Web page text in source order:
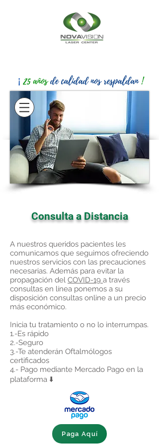
(56) 3184-2316
(55) 5343-6060
Consulta a Distancia
A nuestros queridos pacientes les
comunicamos que seguimos ofreciendo
nuestros servicios con las precauciones
necesarias. Además para evitar la
propagación del COVID-19 a través
consultas en línea ponemos a su
disposición consultas online a un precio
más económico.
Inicia tu tratamiento o no lo interrumpas.
1.-Es rápido
2.-Seguro
3.-Te atenderán Oftalmólogos
certificados
4.- Pago mediante Mercado Pago en la
plataforma ⬇️
Paga Aquí